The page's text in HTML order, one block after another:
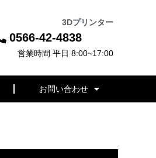
3Dプリンター
0566-42-4838
営業時間 平日 8:00~17:00
お問い合わせ